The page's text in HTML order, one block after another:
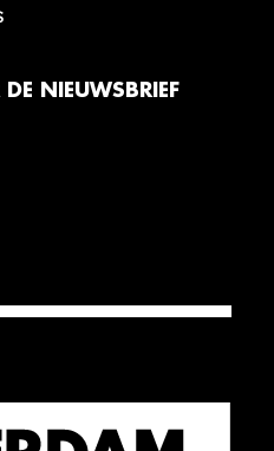
NIEUWSBRIEF